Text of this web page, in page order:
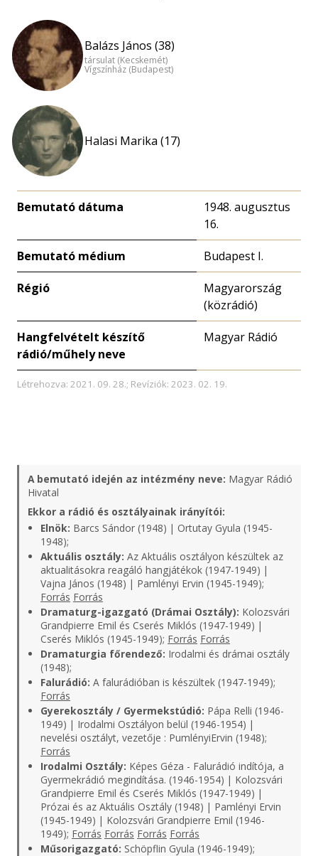
Balázs János (38)
társulat (Kecskemét)
Vígszínház (Budapest)
Halasi Marika (17)
Bemutató dátuma
1948. augusztus
16.
Bemutató médium Budapest I.
Régió
Magyarország
(közrádió)
Hangfelvételt készítő
rádió/műhely neve
Magyar Rádió
Létrehozva: 2021. 09. 28.; Revíziók: 2023. 02. 19.
A bemutató idején az intézmény neve: Magyar Rádió
Hivatal
Ekkor a rádió és osztályainak irányítói:
Elnök: Barcs Sándor (1948) | Ortutay Gyula (1945-
1948);
Aktuális osztály: Az Aktuális osztályon készültek az
aktualitásokra reagáló hangjátékok (1947-1949) |
Vajna János (1948) | Pamlényi Ervin (1945-1949);
Forrás Forrás
Dramaturg-igazgató (Drámai Osztály): Kolozsvári
Grandpierre Emil és Cserés Miklós (1947-1949) |
Cserés Miklós (1945-1949); Forrás Forrás
Dramaturgia főrendező: Irodalmi és drámai osztály
(1948);
Falurádió: A falurádióban is készültek (1947-1949);
Forrás
Gyerekosztály / Gyermekstúdió: Pápa Relli (1946-
1949) | Irodalmi Osztályon belül (1946-1954) |
nevelési osztályt, vezetője : PumlényiErvin (1948);
Forrás
Irodalmi Osztály: Képes Géza - Falurádió indítója, a
Gyermekrádió megindítása. (1946-1954) | Kolozsvári
Grandpierre Emil és Cserés Miklós (1947-1949) |
Prózai és az Aktuális Osztály (1948) | Pamlényi Ervin
(1945-1949) | Kolozsvári Grandpierre Emil (1946-
1949); Forrás Forrás Forrás Forrás
Műsorigazgató: Schöpflin Gyula (1946-1949);